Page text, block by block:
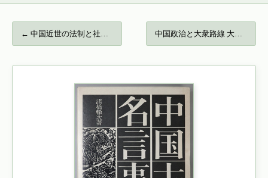
← 中国近世の法制と社会… 中国政治と大衆路線 大衆運動と毛沢東、中… →